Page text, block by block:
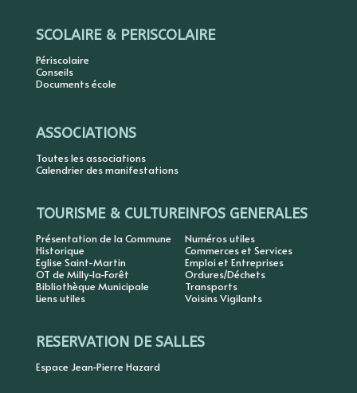
SCOLAIRE & PERISCOLAIRE
Périscolaire
Conseils
Documents école
ASSOCIATIONS
Toutes les associations
Calendrier des manifestations
TOURISME & CULTURE
Présentation de la Commune
Historique
Eglise Saint-Martin
OT de Milly-la-Forêt
Bibliothèque Municipale
Liens utiles
INFOS GENERALES
Numéros utiles
Commerces et Services
Emploi et Entreprises
Ordures/Déchets
Transports
Voisins Vigilants
RESERVATION DE SALLES
Espace Jean-Pierre Hazard